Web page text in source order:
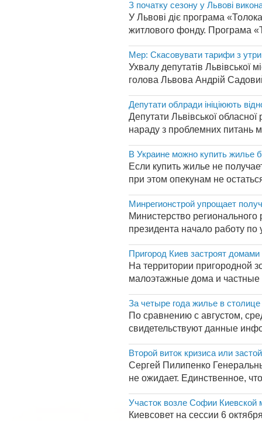
З початку сезону у Львові
У Львові діє програма
житлового фонду. Програма
Мер: Скасовувати тарифи з
Ухвалу депутатів Львівської
голова Львова Андрій
Депутати облради ініціюють
Депутати Львівської
нараду з проблемних питань
В Украине можно купить жилье
Если купить жилье не
при этом опекунам не
Минрегионстрой упрощает
Министерство
президента начало работу
Пригород Киев застроят
На территории пригородной
малоэтажные дома и частные
За четыре года жилье в
По сравнению с августом,
свидетельствуют данные
Второй виток кризиса или
Сергей Пилипенко
не ожидает. Единственное,
Участок возле Софии Киевской
Киевсовет на сессии 6